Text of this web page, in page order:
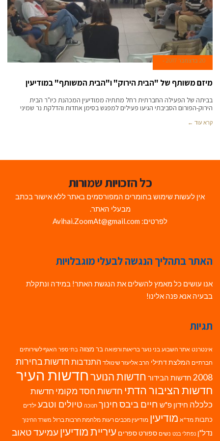
20 בדצמבר 2017
מיזם משותף של "הבית הירוק" ו"הבית המשותף" במודיעין
בביתה של הפעילה החברתית רחל מתתיה ממודיעין המכהנת כיו"ר הבית
הירוק-הפורום הסביבתי הגיעו פעילים למפגש בסימן אחדות והדלקת נר שמיני
קרא עוד ←
כל הזכויות שמורות
אין לעשות שימוש בחומרים המפורסמים באתר ללא אישור בכתב
מבעלי האתר.
לפרטים: Avihai.ZoomAt@gmail.com
האתר בתהליך הנגשה לבעלי מוגבלויות
אנו עושים כל מאמץ להשלים את הנגשת האתר! במידה ונתקלת
בבעיה אנא פנה אלינו!
תגיות
אינטרנט אתר השבוע בני נוער בריאות ורפואה בר מצווה בתי ספר האגף לשירותים
חברתיים המלצת דתילי הרב אליעזר שינוולד התנדבות חדשות בחירות
2008 חדשות הבידור חדשות הנוערחדשות העיר
חדשות הציבור הדתי חדשות חסד מקומי חדשות
כלכלה חידון פ"ש חיים ביבסחינוך חנוכה טיולים וטבע ילדים
כתבות מד"א מודיעין מודיעין מכבים רעות מלחמת חרבות ברזל משרד החינוך
נדל"ן נפתלי בנט נשים ספורט ספרים עיריית מודיעין עמיעד טאוב